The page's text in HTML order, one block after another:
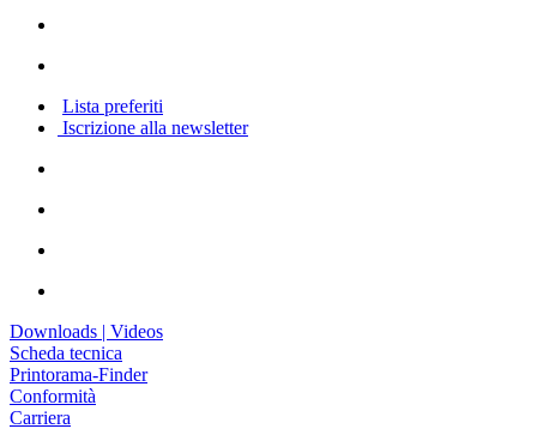
Lista preferiti
Iscrizione alla newsletter
Downloads | Videos
Scheda tecnica
Printorama-Finder
Conformità
Carriera